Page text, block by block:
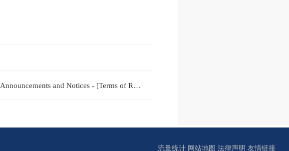
Announcements and Notices - [Terms of Refe...
流量统计 网站地图 法律声明 友情链接